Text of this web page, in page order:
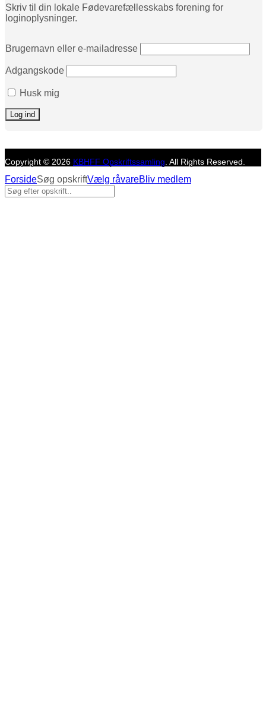
Skriv til din lokale Fødevarefællesskabs forening for
loginoplysninger.
Brugernavn eller e-mailadresse
Adgangskode
Husk mig
Copyright © 2026 KBHFF Opskriftssamling . All Rights Reserved.
ForsideSøg opskriftVælg råvareBliv medlem